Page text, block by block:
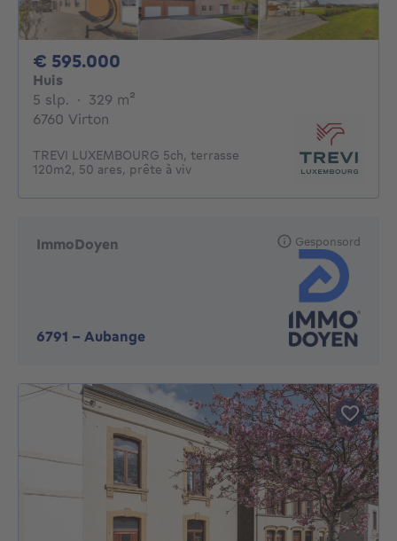
€ 595.000
Huis
5 slp. 5 slaapkamers
· 329 m²
6760 Virton
TREVI LUXEMBOURG 5ch, terrasse
120m2, 50 ares, prête à viv
ImmoDoyen
6791 - Aubange
Gesponsord